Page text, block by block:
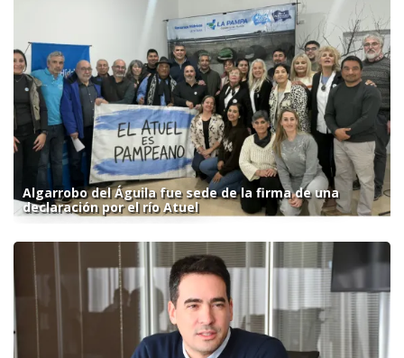
Algarrobo del Águila fue sede de la firma de una
declaración por el río Atuel